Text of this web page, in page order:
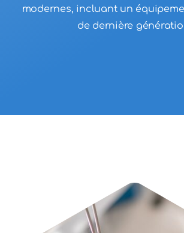
modernes, incluant un
de dernière